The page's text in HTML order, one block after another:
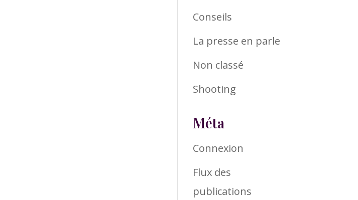
Conseils
La presse en parle
Non classé
Shooting
Méta
Connexion
Flux des
publications